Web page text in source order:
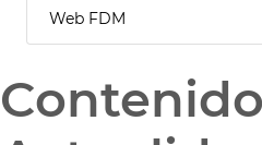
Web FDM